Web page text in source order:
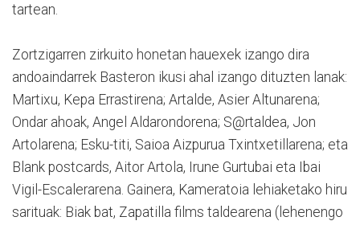
tartean.
Zortzigarren zirkuito honetan hauexek izango dira
andoaindarrek Basteron ikusi ahal izango dituzten lanak:
Martixu, Kepa Errastirena; Artalde, Asier Altunarena;
Ondar ahoak, Angel Aldarondorena; S@rtaldea, Jon
Artolarena; Esku-titi, Saioa Aizpurua Txintxetillarena; eta
Blank postcards, Aitor Artola, Irune Gurtubai eta Ibai
Vigil-Escalerarena. Gainera, Kameratoia lehiaketako hiru
sarituak: Biak bat, Zapatilla films taldearena (lehenengo